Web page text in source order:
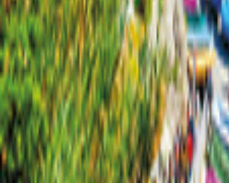
Nevada
Filter0
28 Angebote für deinen Urlaub in Nevada